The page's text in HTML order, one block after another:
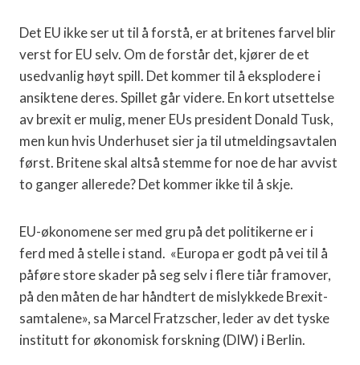
Det EU ikke ser ut til å forstå, er at britenes farvel blir
verst for EU selv. Om de forstår det, kjører de et
usedvanlig høyt spill. Det kommer til å eksplodere i
ansiktene deres. Spillet går videre. En kort utsettelse
av brexit er mulig, mener EUs president Donald Tusk,
men kun hvis Underhuset sier ja til utmeldingsavtalen
først. Britene skal altså stemme for noe de har avvist
to ganger allerede? Det kommer ikke til å skje.
EU-økonomene ser med gru på det politikerne er i
ferd med å stelle i stand. «Europa er godt på vei til å
påføre store skader på seg selv i flere tiår framover,
på den måten de har håndtert de mislykkede Brexit-
samtalene», sa Marcel Fratzscher, leder av det tyske
institutt for økonomisk forskning (DIW) i Berlin.